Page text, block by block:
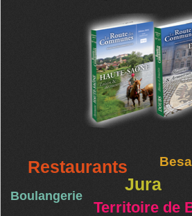
Restaurants
Jura
Boulangerie
Territoire de